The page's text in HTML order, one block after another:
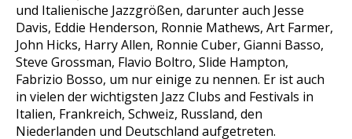
und Italienische Jazzgrößen, darunter auch Jesse
Davis, Eddie Henderson, Ronnie Mathews, Art Farmer,
John Hicks, Harry Allen, Ronnie Cuber, Gianni Basso,
Steve Grossman, Flavio Boltro, Slide Hampton,
Fabrizio Bosso, um nur einige zu nennen. Er ist auch
in vielen der wichtigsten Jazz Clubs and Festivals in
Italien, Frankreich, Schweiz, Russland, den
Niederlanden und Deutschland aufgetreten.